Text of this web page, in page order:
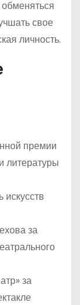
свое
личность.
премии
литературы
за
за